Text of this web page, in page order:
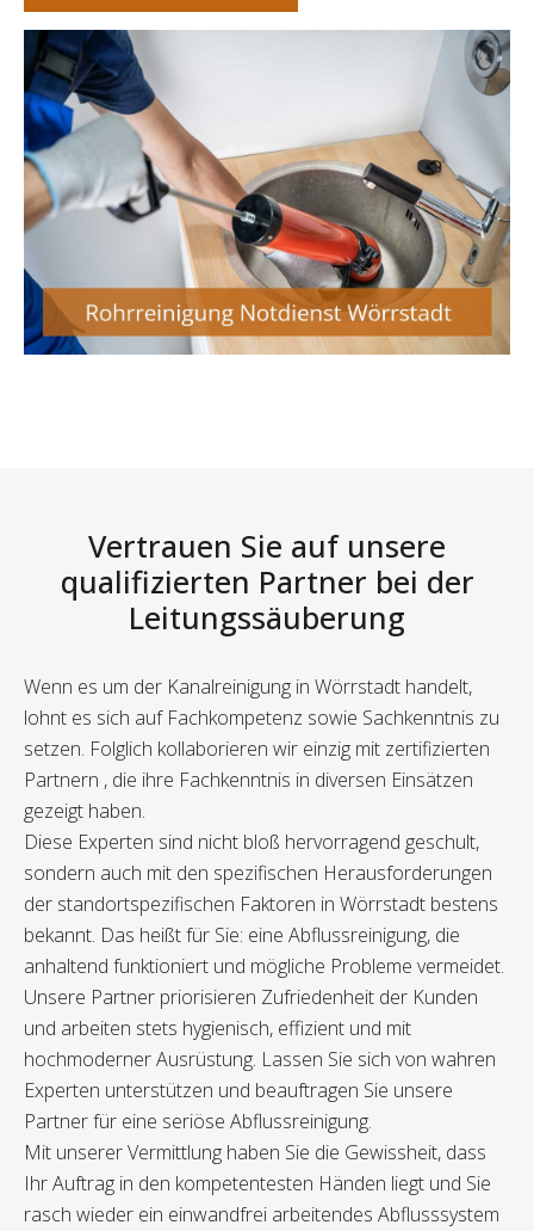
Vertrauen Sie auf unsere
qualifizierten Partner bei der
Leitungssäuberung
Wenn es um der Kanalreinigung in Wörrstadt handelt,
lohnt es sich auf Fachkompetenz sowie Sachkenntnis zu
setzen. Folglich kollaborieren wir einzig mit zertifizierten
Partnern , die ihre Fachkenntnis in diversen Einsätzen
gezeigt haben.
Diese Experten sind nicht bloß hervorragend geschult,
sondern auch mit den spezifischen Herausforderungen
der standortspezifischen Faktoren in Wörrstadt bestens
bekannt. Das heißt für Sie: eine Abflussreinigung, die
anhaltend funktioniert und mögliche Probleme vermeidet.
Unsere Partner priorisieren Zufriedenheit der Kunden
und arbeiten stets hygienisch, effizient und mit
hochmoderner Ausrüstung. Lassen Sie sich von wahren
Experten unterstützen und beauftragen Sie unsere
Partner für eine seriöse Abflussreinigung.
Mit unserer Vermittlung haben Sie die Gewissheit, dass
Ihr Auftrag in den kompetentesten Händen liegt und Sie
rasch wieder ein einwandfrei arbeitendes Abflusssystem